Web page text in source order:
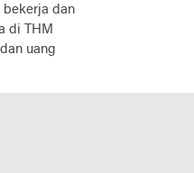
dan
di THM
uang